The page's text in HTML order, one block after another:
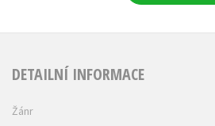
DETAILNÍ INFORMACE
Žánr